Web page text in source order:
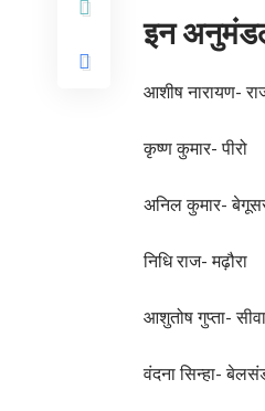
इन
आशीष नारायण-
कृष्ण कुमार- पीरो
अनिल कुमार-
निधि राज- मढ़ौरा
आशुतोष गुप्ता-
वंदना सिन्हा-